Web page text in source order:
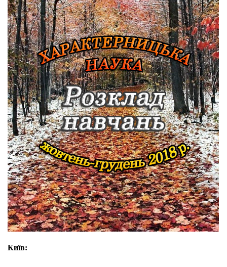
Київ: